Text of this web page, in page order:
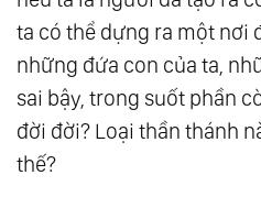
54. Vô Niệm - Vô Ngã
55.
Thay Đổi Bản Thân
56. Góc Nhìn
57.Thông Tin Là Năng
58.
ta có thể dựng ra một nơi
những đứa con của ta,
sai bậy, trong suốt phần
đời đời? Loại thần thánh
thế?